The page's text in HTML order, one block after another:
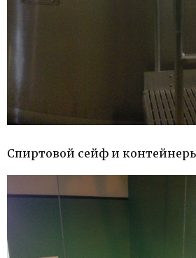
Спиртовой сейф и